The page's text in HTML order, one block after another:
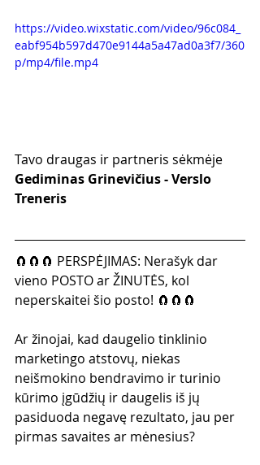
https://video.wixstatic.com/video/96c084_
eabf954b597d470e9144a5a47ad0a3f7/360
p/mp4/file.mp4
Tavo draugas ir partneris sėkmėje
Gediminas Grinevičius - Verslo
Treneris
🧲🧲🧲 PERSPĖJIMAS: Nerašyk dar
vieno POSTO ar ŽINUTĖS, kol
neperskaitei šio posto! 🧲🧲🧲
Ar žinojai, kad daugelio tinklinio
marketingo atstovų, niekas
neišmokino bendravimo ir turinio
kūrimo įgūdžių ir daugelis iš jų
pasiduoda negavę rezultato, jau per
pirmas savaites ar mėnesius?